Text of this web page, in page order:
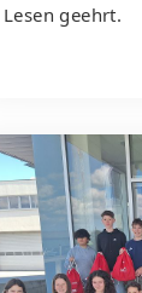
Lesen geehrt.